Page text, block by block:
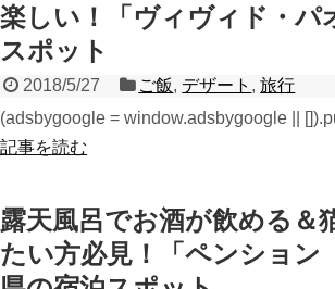
楽しい！「ヴィヴィド・
スポット
2018/5/27 ご飯, デザート ,旅行
(adsbygoogle = window.adsbygoogle ||
記事を読む
露天風呂でお酒が飲める＆
たい方必見！「ペンショ